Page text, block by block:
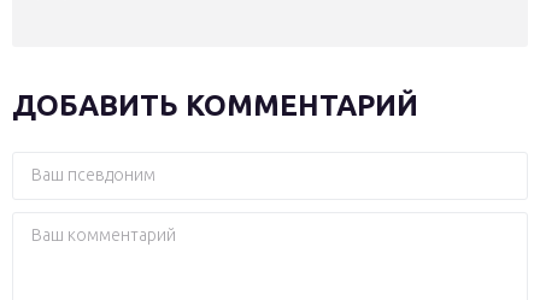
ДОБАВИТЬ КОММЕНТАРИЙ